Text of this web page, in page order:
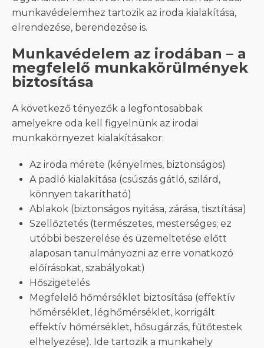
munkavédelemhez tartozik az iroda kialakítása,
elrendezése, berendezése is.
Munkavédelem az irodában – a
megfelelő munkakörülmények
biztosítása
A következő tényezők a legfontosabbak
amelyekre oda kell figyelnünk az irodai
munkakörnyezet kialakításakor:
Az iroda mérete (kényelmes, biztonságos)
A padló kialakítása (csúszás gátló, szilárd,
könnyen takarítható)
Ablakok (biztonságos nyitása, zárása, tisztítása)
Szellőztetés (természetes, mesterséges; ez
utóbbi beszerelése és üzemeltetése előtt
alaposan tanulmányozni az erre vonatkozó
előírásokat, szabályokat)
Hőszigetelés
Megfelelő hőmérséklet biztosítása (effektív
hőmérséklet, léghőmérséklet, korrigált
effektív hőmérséklet, hősugárzás, fűtőtestek
elhelyezése). Ide tartozik a munkahely